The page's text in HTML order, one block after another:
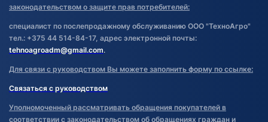
законодательством о защите прав потребителей:
специалист по послепродажному обслуживанию ООО "ТехноАгро"
тел.: +375 44 514-84-17, адрес электронной почты:
tehnoagroadm@gmail.com.
Для связи с руководством Вы можете заполнить форму по ссылке:
Связаться с руководством
Уполномоченный рассматривать обращения покупателей в
соответствии с законодательством об обращениях граждан и